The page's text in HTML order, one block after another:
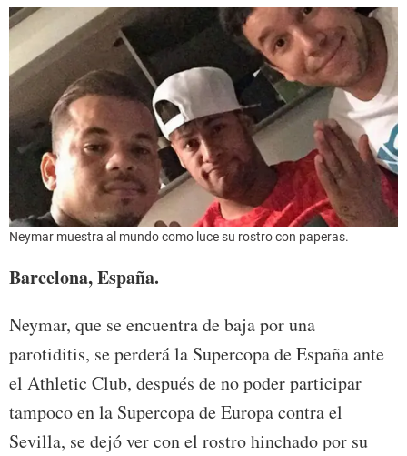
Neymar muestra al mundo como luce su rostro con paperas.
Barcelona, España.
Neymar, que se encuentra de baja por una
parotiditis, se perderá la Supercopa de España ante
el Athletic Club, después de no poder participar
tampoco en la Supercopa de Europa contra el
Sevilla, se dejó ver con el rostro hinchado por su